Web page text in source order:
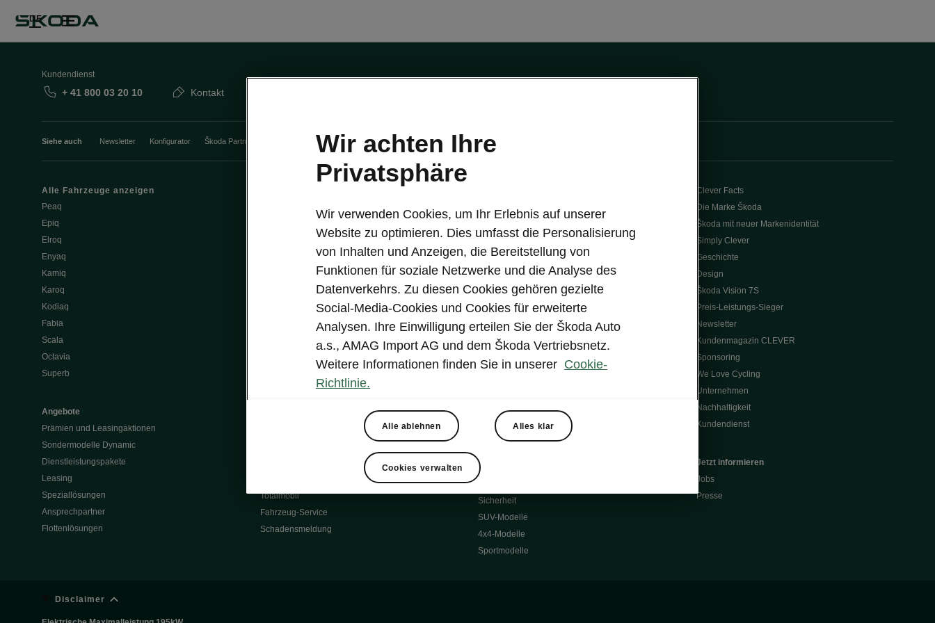
DE
Kundendienst
+ 41 800 03 20 10 Kontakt
Siehe auch Newsletter Konfigurator Škoda Partner
Alle Fahrzeuge anzeigen
Peaq
Epiq
Elroq
Enyaq
Kamiq
Karoq
Kodiaq
Fabia
Scala
Octavia
Superb
Angebote
Prämien und Leasingaktionen
Sondermodelle Dynamic
Dienstleistungspakete
Leasing
Speziallösungen
Ansprechpartner
Flottenlösungen
Software Update
ME3.7 Software Update
Öffentliches Laden
Zuhause laden
Batterie und Reichweite
Škoda Vision O
Totalmobil
Fahrzeug-Service
Schadensmeldung
Škoda Connect
MyŠkoda App
3G Sunset
Verfügbarkeitsliste
Original Zubehör-Kataloge
Winterräder
Transportsysteme
Komfort & Ausstattung
Occasionen
Sicherheit
SUV-Modelle
4x4-Modelle
Sportmodelle
Clever Facts
Die Marke Škoda
Škoda mit neuer Markenidentität
Simply Clever
Geschichte
Design
Škoda Vision 7S
Preis-Leistungs-Sieger
Newsletter
Kundenmagazin CLEVER
Sponsoring
We Love Cycling
Unternehmen
Nachhaltigkeit
Kundendienst
Jetzt informieren
Jobs
Presse
Disclaimer
Wir achten Ihre
Privatsphäre
Wir verwenden Cookies, um Ihr Erlebnis auf unserer
Website zu optimieren. Dies umfasst die Personalisierung
von Inhalten und Anzeigen, die Bereitstellung von
Funktionen für soziale Netzwerke und die Analyse des
Datenverkehrs. Zu diesen Cookies gehören gezielte
Social-Media-Cookies und Cookies für erweiterte
Analysen. Ihre Einwilligung erteilen Sie der Škoda Auto
a.s., AMAG Import AG und dem Škoda Vertriebsnetz.
Weitere Informationen finden Sie in unserer Cookie-
Richtlinie.
Alle ablehnen Alles klar
Cookies verwalten